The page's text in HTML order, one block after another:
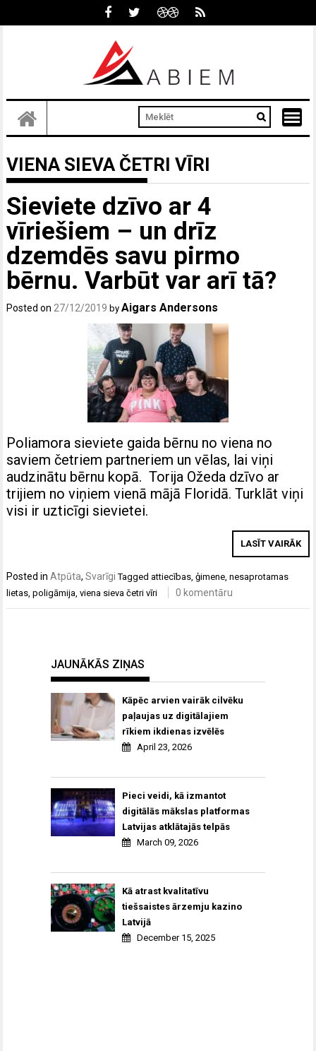
VIENA SIEVA ČETRI VĪRI
Sieviete dzīvo ar 4
vīriešiem – un drīz
dzemdēs savu pirmo
bērnu. Varbūt var arī tā?
Posted on27/12/2019 byAigars Andersons
Poliamora sieviete gaida bērnu no viena no
saviem četriem partneriem un vēlas, lai viņi
audzinātu bērnu kopā. Torija Ožeda dzīvo ar
trijiem no viņiem vienā mājā Floridā. Turklāt viņi
visi ir uzticīgi sievietei.
LASĪT VAIRĀK
Posted inAtpūta,Svarīgi Taggedattiecības,ģimene,nesaprotamas
lietas,poligāmija,viena sieva četri vīri 0 komentāru
JAUNĀKĀS ZIŅAS
Kāpēc arvien vairāk cilvēku
paļaujas uz digitālajiem
rīkiem ikdienas izvēlēs
April 23, 2026
Pieci veidi, kā izmantot
digitālās mākslas platformas
Latvijas atklātajās telpās
March 09, 2026
Kā atrast kvalitatīvu
tiešsaistes ārzemju kazino
Latvijā
December 15, 2025